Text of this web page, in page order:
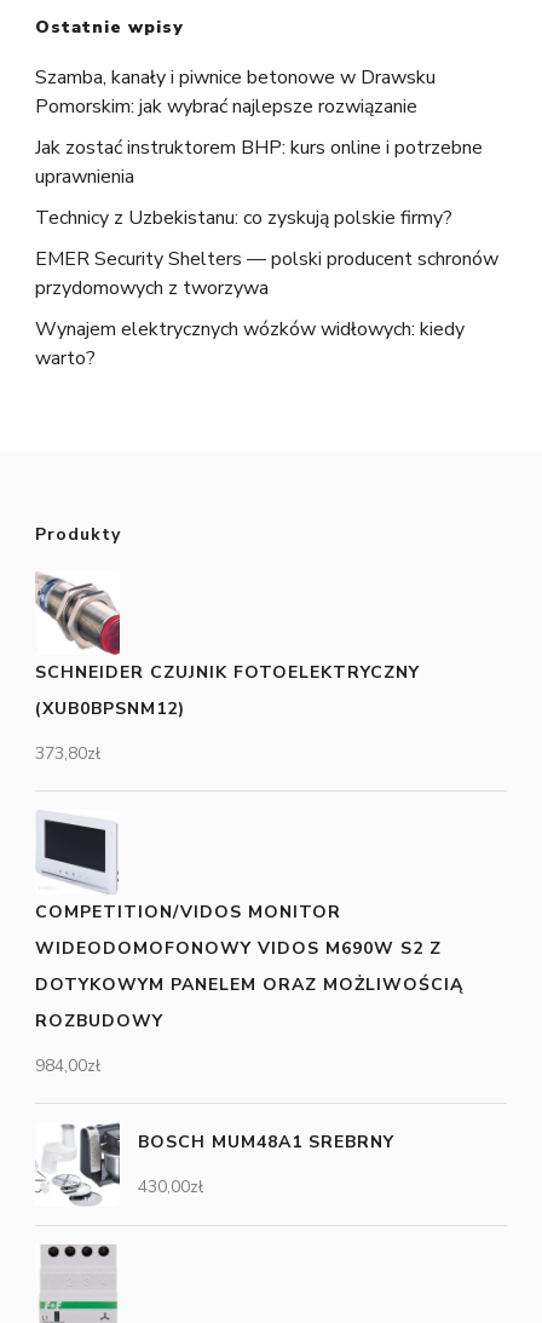
Ostatnie wpisy
Szamba, kanały i piwnice betonowe w Drawsku
Pomorskim: jak wybrać najlepsze rozwiązanie
Jak zostać instruktorem BHP: kurs online i potrzebne
uprawnienia
Technicy z Uzbekistanu: co zyskują polskie firmy?
EMER Security Shelters — polski producent schronów
przydomowych z tworzywa
Wynajem elektrycznych wózków widłowych: kiedy
warto?
Produkty
SCHNEIDER CZUJNIK FOTOELEKTRYCZNY
(XUB0BPSNM12)
373,80zł
COMPETITION/VIDOS MONITOR
WIDEODOMOFONOWY VIDOS M690W S2 Z
DOTYKOWYM PANELEM ORAZ MOŻLIWOŚCIĄ
ROZBUDOWY
984,00zł
BOSCH MUM48A1 SREBRNY
430,00zł